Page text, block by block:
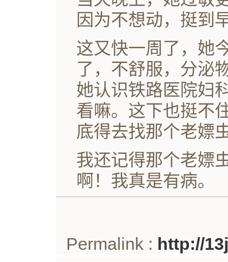
因为不想动，挺到
这又快一周了，她
了，不舒服，分泌
她认识铁路医院妇
看嘛。这下也挺不
底得去找那个老嫖
我还记得那个老嫖
啊！我真是有病。
Permalink : http://